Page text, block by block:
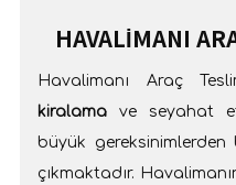
HAVALIMANI
Havalimanı Araç
kiralama ve seyahat
büyük
çıkmaktadır.